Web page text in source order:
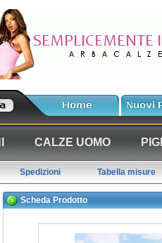
CALZE UOMO
Spedizioni Tabella misure
Scheda Prodotto